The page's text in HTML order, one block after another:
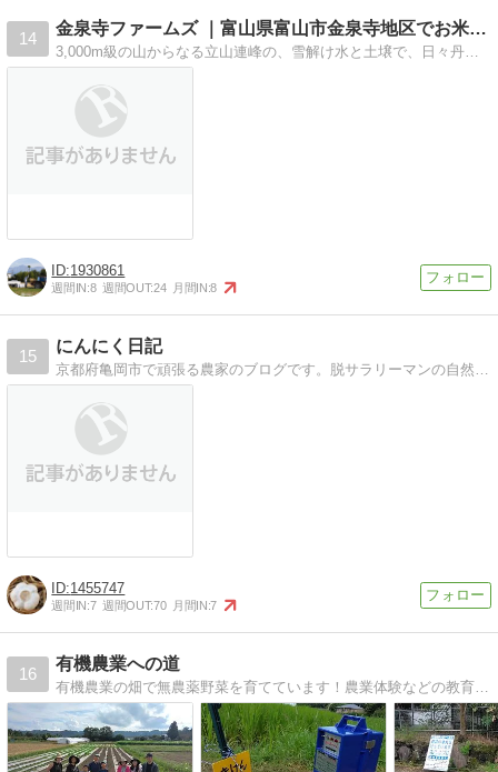
14
金泉寺ファームズ ｜富山県富山市金泉寺地区でお米を作ってます
3,000m級の山からなる立山連峰の、雪解け水と土壌で、日々丹精込めて、富山県富山市の金泉寺地区でお米を作っています！
1930861
週間IN:8 週間OUT:24 月間IN:8
15
にんにく日記
京都府亀岡市で頑張る農家のブログです。脱サラリーマンの自然と行政と日本経済との戦い・・・
1455747
週間IN:7 週間OUT:70 月間IN:7
16
有機農業への道
有機農業の畑で無農薬野菜を育てています！農業体験などの教育事業も行います！「食」と「農」について食育情報の発信もしていきます！生産者目線で、野菜たちの「思い」も伝えていきます！！みなさん、夢を現実にできる社会にしていきませんか？